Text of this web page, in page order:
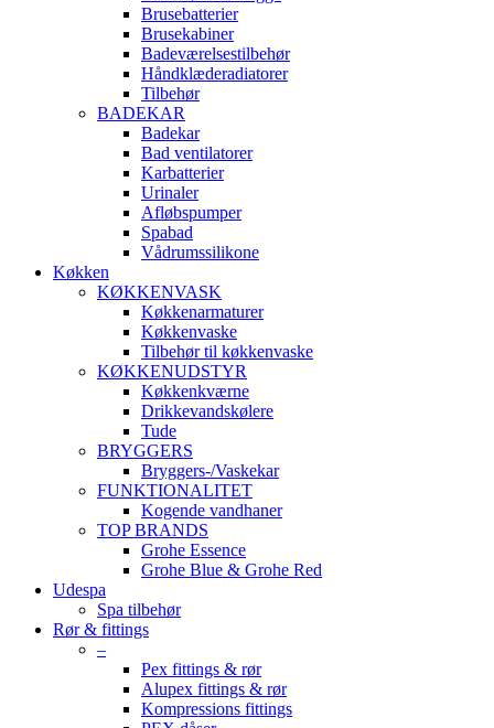
Brusebatterier
Brusekabiner
Badeværelsestilbehør
Håndklæderadiatorer
Tilbehør
BADEKAR
Badekar
Bad ventilatorer
Karbatterier
Urinaler
Afløbspumper
Spabad
Vådrumssilikone
Køkken
KØKKENVASK
Køkkenarmaturer
Køkkenvaske
Tilbehør til køkkenvaske
KØKKENUDSTYR
Køkkenkværne
Drikkevandskølere
Tude
BRYGGERS
Bryggers-/Vaskekar
FUNKTIONALITET
Kogende vandhaner
TOP BRANDS
Grohe Essence
Grohe Blue & Grohe Red
Udespa
Spa tilbehør
Rør & fittings
–
Pex fittings & rør
Alupex fittings & rør
Kompressions fittings